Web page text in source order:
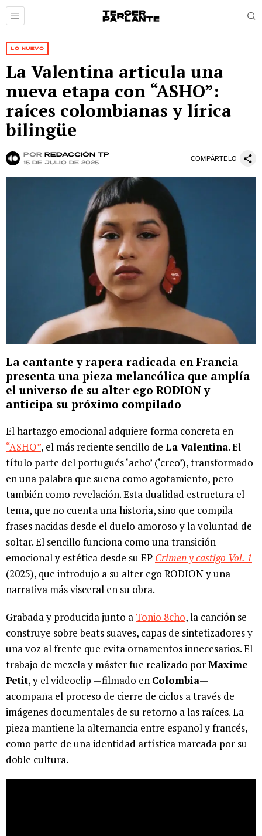
LO NUEVO
La Valentina articula una
nueva etapa con “ASHO”:
raíces colombianas y lírica
bilingüe
por Redacción TP
15 de julio de 2025
COMPÁRTELO
La cantante y rapera radicada en Francia
presenta una pieza melancólica que amplía
el universo de su alter ego RODION y
anticipa su próximo compilado
El hartazgo emocional adquiere forma concreta en
“ASHO”, el más reciente sencillo de La Valentina. El
título parte del portugués ‘acho’ (‘creo’), transformado
en una palabra que suena como agotamiento, pero
también como revelación. Esta dualidad estructura el
tema, que no cuenta una historia, sino que compila
frases nacidas desde el duelo amoroso y la voluntad de
soltar. El sencillo funciona como una transición
emocional y estética desde su EP Crimen y castigo Vol. 1
(2025), que introdujo a su alter ego RODION y una
narrativa más visceral en su obra.
Grabada y producida junto a Tonio 8cho, la canción se
construye sobre beats suaves, capas de sintetizadores y
una voz al frente que evita ornamentos innecesarios. El
trabajo de mezcla y máster fue realizado porMaxime
Petit, y el videoclip —filmado en Colombia—
acompaña el proceso de cierre de ciclos a través de
imágenes documentales de su retorno a las raíces. La
pieza mantiene la alternancia entre español y francés,
como parte de una identidad artística marcada por su
doble cultura.